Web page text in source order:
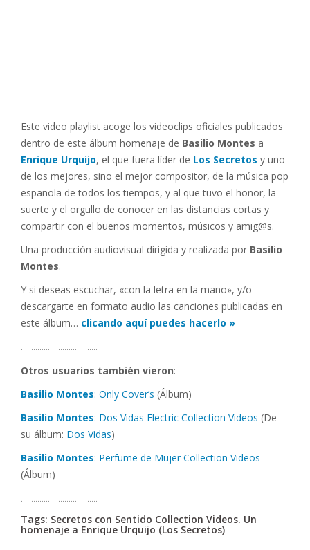
Este video playlist acoge los videoclips oficiales publicados
dentro de este álbum homenaje de Basilio Montes a
Enrique Urquijo, el que fuera líder de Los Secretos y uno
de los mejores, sino el mejor compositor, de la música pop
española de todos los tiempos, y al que tuvo el honor, la
suerte y el orgullo de conocer en las distancias cortas y
compartir con el buenos momentos, músicos y amig@s.
Una producción audiovisual dirigida y realizada por Basilio
Montes.
Y si deseas escuchar, «con la letra en la mano», y/o
descargarte en formato audio las canciones publicadas en
este álbum… clicando aquí puedes hacerlo »
Otros usuarios también vieron:
Basilio Montes: Only Cover’s (Álbum)
Basilio Montes: Dos Vidas Electric Collection Videos (De
su álbum: Dos Vidas)
Basilio Montes: Perfume de Mujer Collection Videos
(Álbum)
Tags: Secretos con Sentido Collection Videos. Un
homenaje a Enrique Urquijo (Los Secretos)